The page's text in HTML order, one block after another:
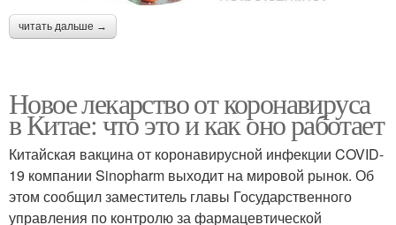
читать дальше →
Новое лекарство от коронавируса
в Китае: что это и как оно работает
Китайская вакцина от коронавирусной инфекции COVID-
19 компании Sinopharm выходит на мировой рынок. Об
этом сообщил заместитель главы Государственного
управления по контролю за фармацевтической